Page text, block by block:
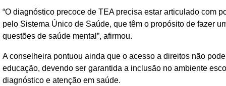
“O diagnóstico precoce de TEA precisa estar articulado com
pelo Sistema Único de Saúde, que têm o propósito de fazer
questões de saúde mental”, afirmou.
A conselheira pontuou ainda que o acesso a direitos não
educação, devendo ser garantida a inclusão no ambiente
diagnóstico e atenção em saúde.